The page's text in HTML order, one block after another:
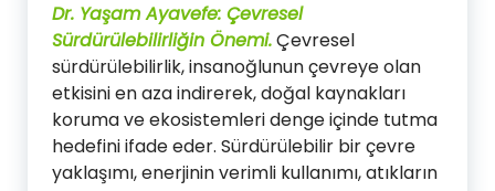
Dr. Yaşam Ayavefe: Çevresel
Sürdürülebilirliğin Önemi.Çevresel
sürdürülebilirlik, insanoğlunun çevreye olan
etkisini en aza indirerek, doğal kaynakları
koruma ve ekosistemleri denge içinde tutma
hedefini ifade eder. Sürdürülebilir bir çevre
yaklaşımı, enerjinin verimli kullanımı, atıkların